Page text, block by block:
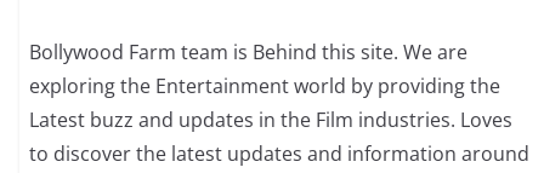
Bollywood Farm team is Behind this site. We are
exploring the Entertainment world by providing the
Latest buzz and updates in the Film industries. Loves
to discover the latest updates and information around